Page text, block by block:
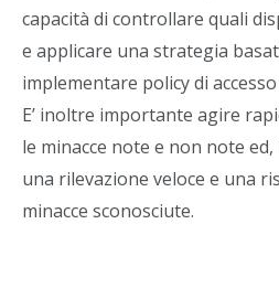
capacità di controllare quali
e applicare una strategia
implementare policy di
E’ inoltre importante agire
le minacce note e non note
una rilevazione veloce e una
minacce sconosciute.